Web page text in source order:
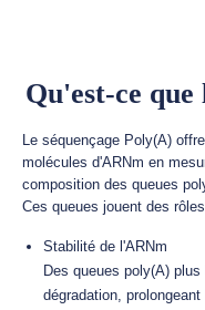
Qu'est-ce que
Le séquençage Poly(A)
molécules d'ARNm en
composition des queues
Ces queues jouent des
Stabilité de l'ARNm
Des queues poly(A)
dégradation,